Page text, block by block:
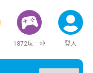
1872玩一陣 登入